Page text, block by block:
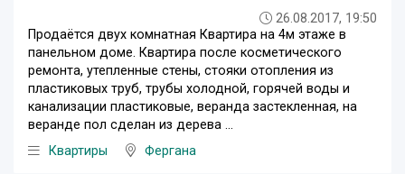
26.08.2017, 19:50
Продаётся двух комнатная Квартира на 4м этаже в
панельном доме. Квартира после косметического
ремонта, утепленные стены, стояки отопления из
пластиковых труб, трубы холодной, горячей воды и
канализации пластиковые, веранда застекленная, на
веранде пол сделан из дерева ...
Квартиры
Фергана